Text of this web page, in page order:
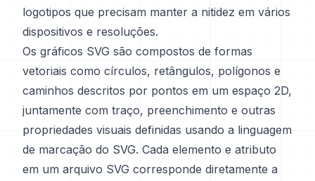
logotipos que precisam manter a nitidez em vários
dispositivos e resoluções.
Os gráficos SVG são compostos de formas
vetoriais como círculos, retângulos, polígonos e
caminhos descritos por pontos em um espaço 2D,
juntamente com traço, preenchimento e outras
propriedades visuais definidas usando a linguagem
de marcação do SVG. Cada elemento e atributo
em um arquivo SVG corresponde diretamente a